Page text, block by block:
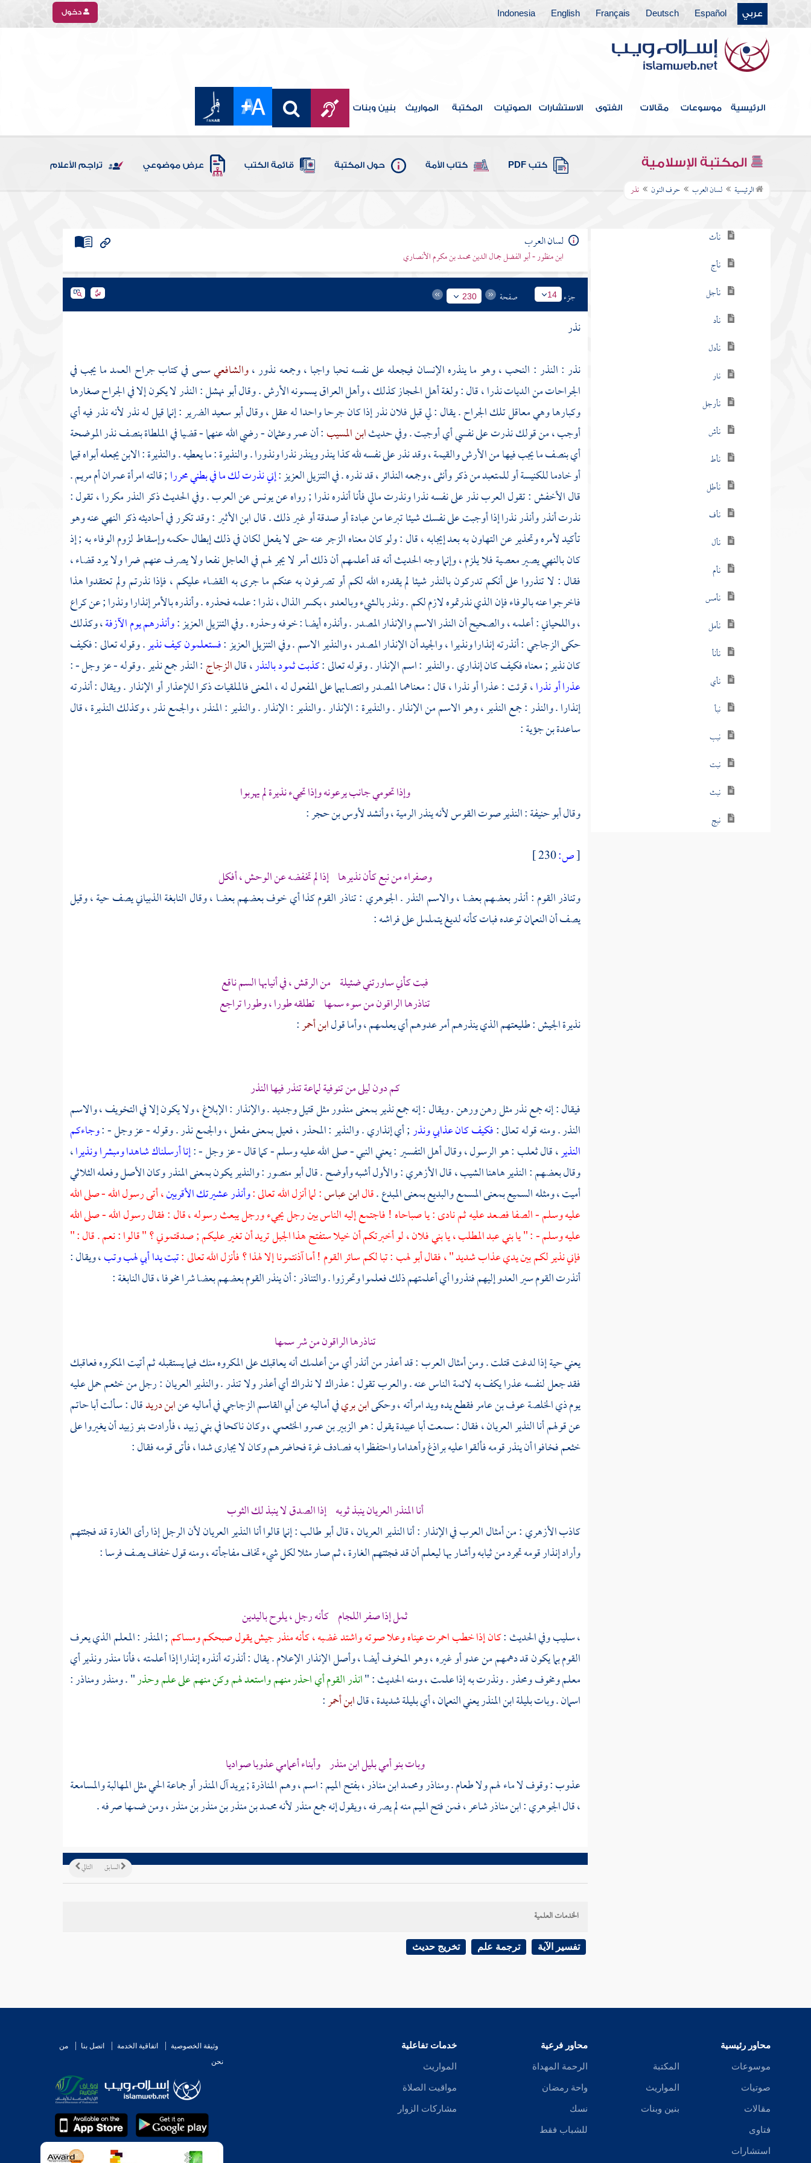
عربي Español
Deutsch
Français
English
Indonesia دخول
الرئيسية موسوعات مقالات الفتوى الاستشارات الصوتيات المكتبة المواريث بنين وبنات
المكتبة الإسلامية كتب PDF كتاب الأمة حول المكتبة قائمة الكتب عرض موضوعي تراجم الأعلام
الرئيسية لسان العرب حرف النون نذر
حرف الغين
حرف الفاء
حرف القاف
حرف الكاف
حرف اللام
حرف الميم
حرف النون
نأث
نأج
نأجل
نأد
نأدل
نار
نأرجل
نأش
نأط
نأطل
نأف
نأل
نأم
نأمس
نأمل
نأنأ
نأي
نبأ
نبب
نبت
نبث
نبج
لسان العرب
ابن منظور - أبو الفضل جمال الدين محمد بن مكرم الأنصاري
جزء 14 صفحة 230
نذر
نذر : النذر : النحب ، وهو ما ينذره الإنسان فيجعله على نفسه نحبا واجبا ، وجمعه نذور ،والشافعيسمى في كتاب جراح العمد ما يجب في
الجراحات من الديات نذرا ، قال : ولغة أهلالحجازكذلك ، وأهلالعراقيسمونه الأرش . وقالأبو نهشل: النذر لا يكون إلا في الجراح صغارها
وكبارها وهي معاقل تلك الجراح . يقال : لي قبل فلان نذر إذا كان جرحا واحدا له عقل ، وقالأبو سعيد الضرير: إنما قيل له نذر لأنه نذر فيه أي
أوجب ، من قولك نذرت على نفسي أي أوجبت . وفي حديثابن المسيب: أنعمروعثمان- رضي الله عنهما - قضيا في الملطاة بنصف نذر الموضحة
أي بنصف ما يجب فيها من الأرش والقيمة ، وقد نذر على نفسه لله كذا ينذر وينذر نذرا ونذورا . والنذيرة : ما يعطيه . والنذيرة : الابن يجعله أبواه قيما
أو خادما للكنيسة أو للمتعبد من ذكر وأنثى ، وجمعه النذائر ، قد نذره . في التنزيل العزيز :إني نذرت لك ما في بطني محررا; قالتهامرأة عمران أم مريم.
قالالأخفش: تقول العرب نذر على نفسه نذرا ونذرت مالي فأنا أنذره نذرا ; رواه عنيونسعن العرب . وفي الحديث ذكر النذر مكررا ، تقول :
نذرت أنذر وأنذر نذرا إذا أوجبت على نفسك شيئا تبرعا من عبادة أو صدقة أو غير ذلك . قالابن الأثير: وقد تكرر في أحاديثه ذكر النهي عنه وهو
تأكيد لأمره وتحذير عن التهاون به بعد إيجابه ، قال : ولو كان معناه الزجر عنه حتى لا يفعل لكان في ذلك إبطال حكمه وإسقاط لزوم الوفاء به ; إذ
كان بالنهي يصير معصية فلا يلزم ، وإنما وجه الحديث أنه قد أعلمهم أن ذلك أمر لا يجر لهم في العاجل نفعا ولا يصرف عنهم ضرا ولا يرد قضاء ،
فقال : لا تنذروا على أنكم تدركون بالنذر شيئا لم يقدره الله لكم أو تصرفون به عنكم ما جرى به القضاء عليكم ، فإذا نذرتم ولم تعتقدوا هذا
فاخرجوا عنه بالوفاء فإن الذي نذرتموه لازم لكم . ونذر بالشيء وبالعدو ، بكسر الذال ، نذرا : علمه فحذره . وأنذره بالأمر إنذارا ونذرا ; عنكراع
،واللحياني: أعلمه ، والصحيح أن النذر الاسم والإنذار المصدر . وأنذره أيضا : خوفه وحذره . وفي التنزيل العزيز :وأنذرهم يوم الآزفة، وكذلك
حكىالزجاجي: أنذرته إنذارا ونذيرا ، والجيد أن الإنذار المصدر ، والنذير الاسم . وفي التنزيل العزيز :فستعلمون كيف نذير. وقوله تعالى : فكيف
كان نذير ; معناه فكيف كان إنذاري . والنذير : اسم الإنذار . وقوله تعالى :كذبت ثمود بالنذر، قالالزجاج: النذر جمع نذير . وقوله - عز وجل - :
عذرا أو نذرا، قرئت : عذرا أو نذرا ، قال : معناهما المصدر وانتصابهما على المفعول له ، المعنى فالملقيات ذكرا للإعذار أو الإنذار . ويقال : أنذرته
إنذارا . والنذر : جمع النذير ، وهو الاسم من الإنذار . والنذيرة : الإنذار . والنذير : الإنذار . والنذير : المنذر ، والجمع نذر ، وكذلك النذيرة ، قال
ساعدة بن جؤية:
وإذا تحومي جانب يرعونه وإذا تجيء نذيرة لم يهربوا
وقالأبو حنيفة: النذير صوت القوس لأنه ينذر الرمية ، وأنشدلأوس بن حجر:
[ص:
وصفراء من نبع كأن نذيرها إذا لم تخفضه عن الوحش ، أفكل
وتناذر القوم : أنذر بعضهم بعضا ، والاسم النذر .الجوهري : تناذر القوم كذا أي خوف بعضهم بعضا ، وقالالنابغة الذبيانييصف حية ، وقيل
يصف أنالنعمانتوعده فبات كأنه لديغ يتململ على فراشه :
فبت كأني ساورتني ضئيلة من الرقش ، في أنيابها السم ناقع
تناذرها الراقون من سوء سمها تطلقه طورا ، وطورا تراجع
نذيرة الجيش : طليعتهم الذي ينذرهم أمر عدوهم أي يعلمهم ، وأما قولابن أحمر:
كم دون ليلى من تنوفية لماعة تنذر فيها النذر
فيقال : إنه جمع نذر مثل رهن ورهن . ويقال : إنه جمع نذير بمعنى منذور مثل قتيل وجديد . والإنذار : الإبلاغ ، ولا يكون إلا في التخويف ، والاسم
النذر . ومنه قوله تعالى :فكيف كان عذابي ونذر; أي إنذاري . والنذير : المحذر ، فعيل بمعنى مفعل ، والجمع نذر . وقوله - عز وجل - :وجاءكم
النذير، قالثعلب: هو الرسول ، وقال أهل التفسير : يعني النبي - صلى الله عليه وسلم - كما قال - عز وجل - :إنا أرسلناك شاهدا ومبشرا ونذيرا،
وقال بعضهم : النذير هاهنا الشيب ، قالالأزهري: والأول أشبه وأوضح . قالأبو منصور: والنذير يكون بمعنى المنذر وكان الأصل وفعله الثلاثي
أميت ، ومثله السميع بمعنى المسمع والبديع بمعنى المبدع .قالابن عباس: لما أنزل الله تعالى :وأنذر عشيرتك الأقربين، أتى رسول الله - صلى الله
عليه وسلم - الصفا فصعد عليه ثم نادى : يا صباحاه ! فاجتمع إليه الناس بين رجل يجيء ورجل يبعث رسوله ، قال : فقال رسول الله - صلى الله
عليه وسلم - : " يا بنيعبد المطلب، يا بني فلان ، لو أخبرتكم أن خيلا ستفتح هذا الجبل تريد أن تغير عليكم ; صدقتموني ؟ " قالوا : نعم . قال : "
فإني نذير لكم بين يدي عذاب شديد " ، فقالأبو لهب: تبا لكم سائر القوم ! أما آذنتمونا إلا لهذا ؟ فأنزل الله تعالى :تبت يدا أبي لهب وتب، ويقال :
أنذرت القوم سير العدو إليهم فنذروا أي أعلمتهم ذلك فعلموا وتحرزوا . والتناذر : أن ينذر القوم بعضهم بعضا شرا مخوفا ، قالالنابغة:
تناذرها الراقون من شر سمها
يعني حية إذا لدغت قتلت . ومن أمثال العرب : قد أعذر من أنذر أي من أعلمك أنه يعاقبك على المكروه منك فيما يستقبله ثم أتيت المكروه فعاقبك
فقد جعل لنفسه عذرا يكف به لائمة الناس عنه . والعرب تقول : عذراك لا نذراك أي أعذر ولا تنذر . والنذير العريان : رجل من خثعم حمل عليه
يوم ذي الخلصةعوف بن عامرفقطع يده ويد امرأته ، وحكىابن بريفي أماليه عنأبي القاسم الزجاجيفي أماليه عنابن دريدقال : سألتأبا حاتم
عن قولهم أنا النذير العريان ، فقال : سمعتأبا عبيدةيقول : هوالزبير بن عمرو الخثعمي، وكان ناكحا فيبني زبيد، فأرادتبنو زبيدأن يغيروا على
خثعم فخافوا أن ينذر قومه فألقوا عليه براذغ وأهداما واحتفظوا به فصادف غرة فحاضرهم وكان لا يجارى شدا ، فأتى قومه فقال :
أنا المنذر العريان ينبذ ثوبه إذا الصدق لا ينبذ لك الثوب
كاذبالأزهري: من أمثال العرب في الإنذار : أنا النذير العريان ، قالأبو طالب: إنما قالوا أنا النذير العريان لأن الرجل إذا رأى الغارة قد فجئتهم
وأراد إنذار قومه تجرد من ثيابه وأشار بها ليعلم أن قد فجئتهم الغارة ، ثم صار مثلا لكل شيء تخاف مفاجأته ، ومنه قولخفافيصف فرسا :
ثمل إذا صفر اللجام كأنه رجل ، يلوح باليدين
، سليب وفي الحديث :كان إذا خطب احمرت عيناه وعلا صوته واشتد غضبه ، كأنه منذر جيش يقول صبحكم ومساكم; المنذر : المعلم الذي يعرف
القوم بما يكون قد دهمهم من عدو أو غيره ، وهو المخوف أيضا ، وأصل الإنذار الإعلام . يقال : أنذرته أنذره إنذارا إذا أعلمته ، فأنا منذر ونذير أي
معلم ومخوف ومحذر . ونذرت به إذا علمت ، ومنه الحديث : "انذر القوم أي احذر منهم واستعد لهم وكن منهم على علم وحذر" . ومنذر ومناذر :
اسمان . وبات بليلة ابن المنذر يعني النعمان ، أي بليلة شديدة ، قالابن أحمر:
وبات بنو أمي بليل ابن منذر وأبناء أعمامي عذوبا صواديا
عذوب : وقوف لا ماء لهم ولا طعام . ومناذرومحمد ابن مناذر، بفتح الميم : اسم ، وهم المناذرة ; يريد آل المنذر أو جماعة الحي مثل المهالبة والمسامعة
، قالالجوهري:ابن مناذرشاعر ، فمن فتح الميم منه لم يصرفه ، ويقول إنه جمع منذر لأنهمحمد بن منذر بن منذر بن منذر، ومن ضمها صرفه .
التالي السابق
الخدمات العلمية
تفسير الآية ترجمة علم تخريج حديث
محاور رئيسية
موسوعات
صوتيات
مقالات
فتاوى
استشارات
المكتبة
المواريث
بنين وبنات
محاور فرعية
الرحمة المهداة
واحة رمضان
نسك
للشباب فقط
خدمات تفاعلية
المواريث
مواقيت الصلاة
مشاركات الزوار
وثيقة الخصوصية اتفاقية الخدمة اتصل بنا
من
نحن